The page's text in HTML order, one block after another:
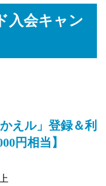
入会キャン
えル」登録＆利
円相当】